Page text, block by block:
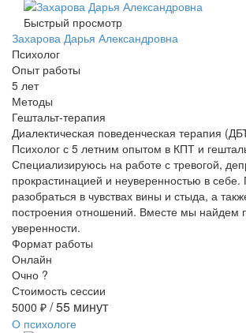
Быстрый просмотр
Захарова Дарья Александровна
Психолог
Опыт работы
5 лет
Методы
Гештальт-терапия
Диалектическая поведенческая терапия
Психолог с 5 летним опытом в КПТ и
Специализируюсь на работе с тревогой,
прокрастинацией и неуверенностью в
разобраться в чувствах вины и стыда, а
построения отношений. Вместе мы найдем
уверенности.
Формат работы
Онлайн
Очно ?
Стоимость сессии
5000 ₽ / 55 минут
О психологе